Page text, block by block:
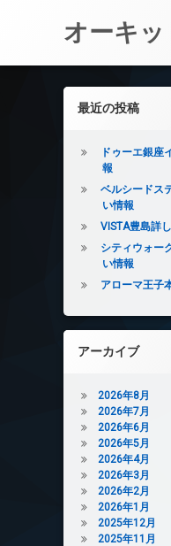
オーキ
左サイドバー
最近の投稿
ドゥーエ銀座
報
ベルシードス
い情報
VISTA豊島詳
シティウォー
い情報
アローマ王子
アーカイブ
2026年8月
2026年7月
2026年6月
2026年5月
2026年4月
2026年3月
2026年2月
2026年1月
2025年12月
2025年11月